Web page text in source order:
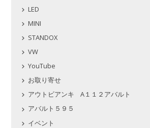
LED
MINI
STANDOX
VW
YouTube
お取り寄せ
アウトビアンキ A１１２アバルト
アバルト５９５
イベント